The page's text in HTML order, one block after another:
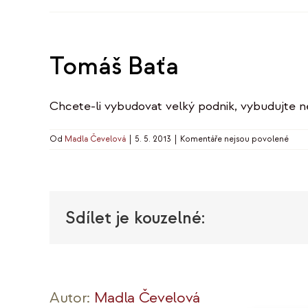
Tomáš Baťa
Chcete-li vybudovat velký podnik, vybudujte
Od Madla Čevelová 5. 5. 2013 Komentáře nejsou povolenéu
Sdílet je kouzelné:
Autor: Madla Čevelová